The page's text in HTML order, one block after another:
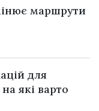
маршрути
для
які варто